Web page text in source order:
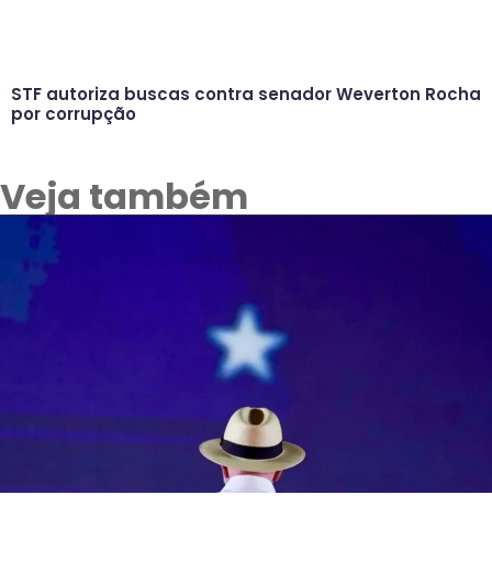
STF autoriza buscas contra senador Weverton Rocha
por corrupção
Veja também